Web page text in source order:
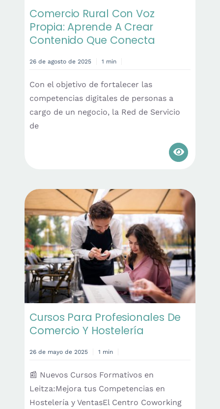
Comercio Rural Con Voz
Propia: Aprende A Crear
Contenido Que Conecta
26 de agosto de 2025 1 min
Con el objetivo de fortalecer las
competencias digitales de personas a
cargo de un negocio, la Red de Servicio
de
Cursos Para Profesionales De
Comercio Y Hostelería
26 de mayo de 2025 1 min
📰 Nuevos Cursos Formativos en
Leitza:Mejora tus Competencias en
Hostelería y VentasEl Centro Coworking